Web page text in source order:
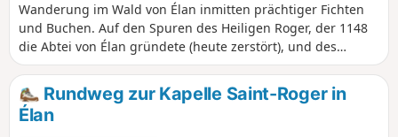
Wanderung im Wald von Élan inmitten prächtiger Fichten
und Buchen. Auf den Spuren des Heiligen Roger, der 1148
die Abtei von Élan gründete (heute zerstört), und des
Wunderbrunnens, der Unfruchtbarkeit und Liebeskummer
heilt. Auf den Spuren des Pfarrers Meslier, der von 1689 bis
1729 in Étrépigny, Balaives und Butz amtierte und ein
Atheist und Revolutionär war.
Rundweg zur Kapelle Saint-Roger in
Élan